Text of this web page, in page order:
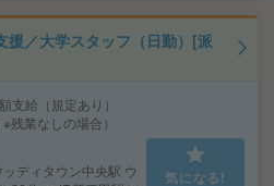
援／大学スタッフ（日勤）[派
支給（規定あり）
残業なしの場合）
ディタウン中央駅 ウ
気になる!